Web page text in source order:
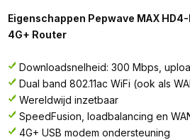
Eigenschappen Pepwave MAX
4G+ Router
Downloadsnelheid: 300 Mbps,
Dual band 802.11ac WiFi (ook als
Wereldwijd inzetbaar
SpeedFusion, loadbalancing en
4G+ USB modem ondersteuning